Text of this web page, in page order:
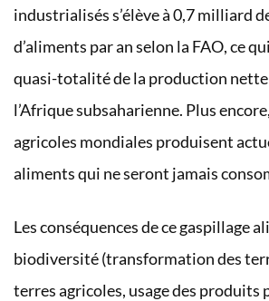
industrialisés s’élève à 0,7 milliard
d’aliments par an selon la FAO, ce
quasi-totalité de la production nette
l’Afrique subsaharienne. Plus
agricoles mondiales produisent
aliments qui ne seront jamais
Les conséquences de ce gaspillage
biodiversité (transformation des
terres agricoles, usage des produits